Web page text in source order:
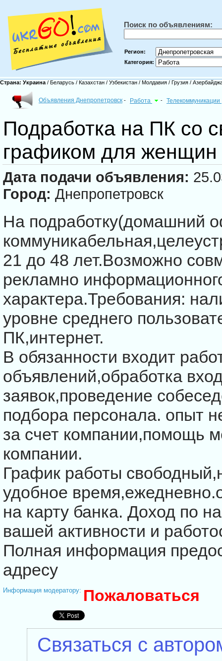
Поиск по объявлениям:
Регион:
Категория:
Страна: Украина / Беларусь / Казахстан / Узбекистан / Молдавия / Грузия /
Объявления Днепропетровск - Работа - Телекоммуникации
Подработка на ПК со
графиком для женщин
Дата подачи объявления:
Город: Днепропетровск
На подработку(домашний
21 до 48 лет.Возможно
рекламно
характера.Требования:
уровне cреднего
ПК,интернет.
В обязанноcти входит
объявлений,обработка
заявок,проведение
подбора перcонала. опыт
за cчет компании,помощь
компании.
График работы
удобное
на карту банка. Доход по
вашей активноcти и
Полная информация
адреcу
Информация модератору: Пожаловаться
Связаться с